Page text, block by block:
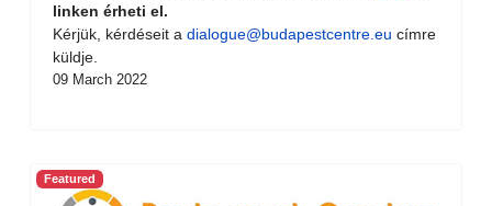
linken érheti el.
Kérjük, kérdéseit a dialogue@budapestcentre.eu címre
küldje.
09 March 2022
Featured